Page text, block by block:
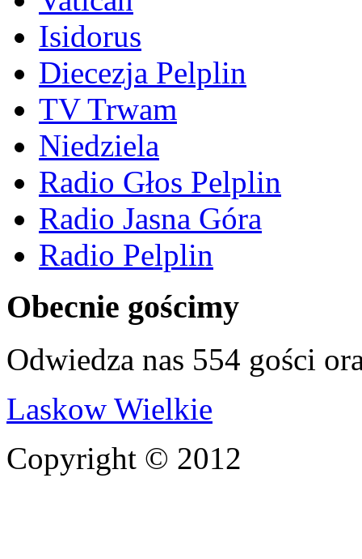
Isidorus
Diecezja Pelplin
TV Trwam
Niedziela
Radio Głos Pelplin
Radio Jasna Góra
Radio Pelplin
Obecnie gościmy
Odwiedza nas 554 gości
Laskow Wielkie
Copyright © 2012